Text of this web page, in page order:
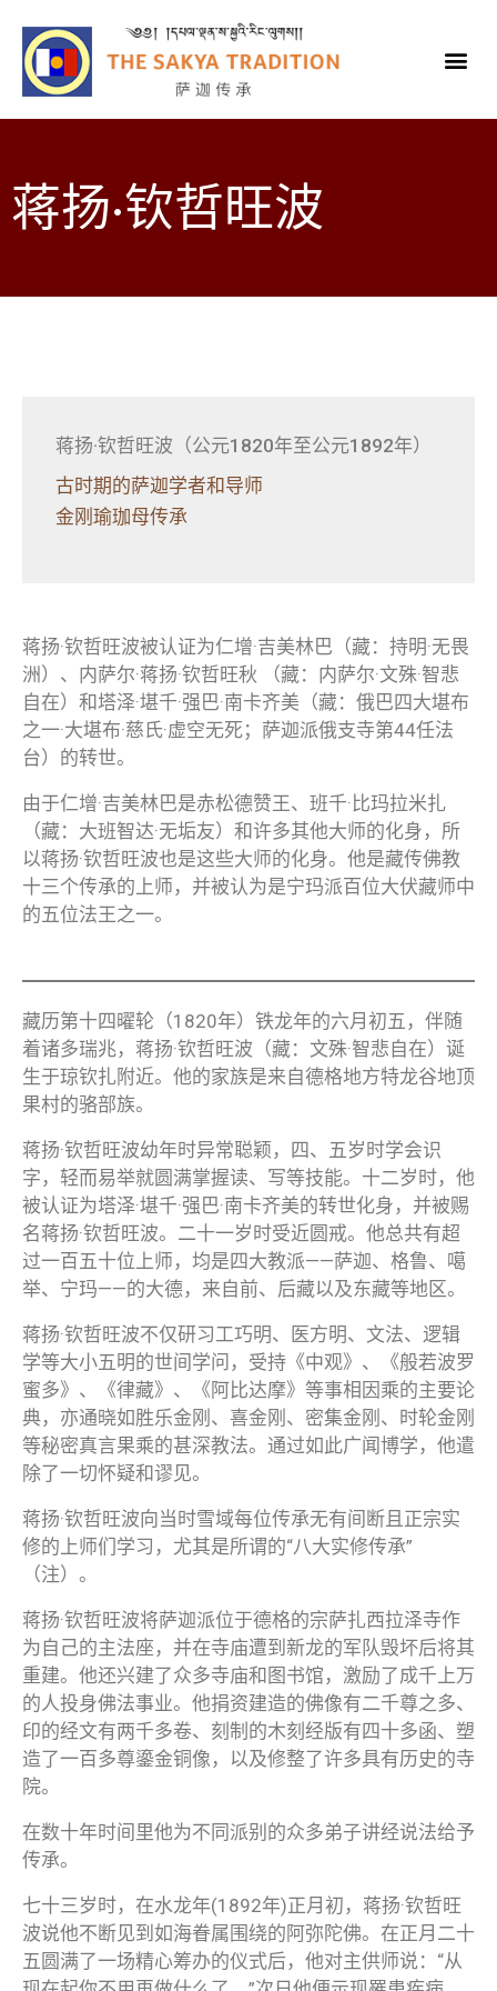
蒋扬·钦哲旺波
蒋扬·钦哲旺波（公元1820年至公元1892年）
古时期的萨迦学者和导师
金刚瑜珈母传承
蒋扬·钦哲旺波被认证为仁增·吉美林巴（藏：持明·无畏
洲）、内萨尔·蒋扬·钦哲旺秋 （藏：内萨尔·文殊·智悲
自在）和塔泽·堪千·强巴·南卡齐美（藏：俄巴四大堪布
之一·大堪布·慈氏·虚空无死；萨迦派俄支寺第44任法
台）的转世。
由于仁增·吉美林巴是赤松德赞王、班千·比玛拉米扎
（藏：大班智达·无垢友）和许多其他大师的化身，所
以蒋扬·钦哲旺波也是这些大师的化身。他是藏传佛教
十三个传承的上师，并被认为是宁玛派百位大伏藏师中
的五位法王之一。
藏历第十四曜轮（1820年）铁龙年的六月初五，伴随
着诸多瑞兆，蒋扬·钦哲旺波（藏：文殊·智悲自在）诞
生于琼钦扎附近。他的家族是来自德格地方特龙谷地顶
果村的骆部族。
蒋扬·钦哲旺波幼年时异常聪颖，四、五岁时学会识
字，轻而易举就圆满掌握读、写等技能。十二岁时，他
被认证为塔泽·堪千·强巴·南卡齐美的转世化身，并被赐
名蒋扬·钦哲旺波。二十一岁时受近圆戒。他总共有超
过一百五十位上师，均是四大教派——萨迦、格鲁、噶
举、宁玛——的大德，来自前、后藏以及东藏等地区。
蒋扬·钦哲旺波不仅研习工巧明、医方明、文法、逻辑
学等大小五明的世间学问，受持《中观》、《般若波罗
蜜多》、《律藏》、《阿比达摩》等事相因乘的主要论
典，亦通晓如胜乐金刚、喜金刚、密集金刚、时轮金刚
等秘密真言果乘的甚深教法。通过如此广闻博学，他遣
除了一切怀疑和谬见。
蒋扬·钦哲旺波向当时雪域每位传承无有间断且正宗实
修的上师们学习，尤其是所谓的“八大实修传承”
（注）。
蒋扬·钦哲旺波将萨迦派位于德格的宗萨扎西拉泽寺作
为自己的主法座，并在寺庙遭到新龙的军队毁坏后将其
重建。他还兴建了众多寺庙和图书馆，激励了成千上万
的人投身佛法事业。他捐资建造的佛像有二千尊之多、
印的经文有两千多卷、刻制的木刻经版有四十多函、塑
造了一百多尊鎏金铜像，以及修整了许多具有历史的寺
院。
在数十年时间里他为不同派别的众多弟子讲经说法给予
传承。
七十三岁时，在水龙年(1892年)正月初，蒋扬·钦哲旺
波说他不断见到如海眷属围绕的阿弥陀佛。在正月二十
五圆满了一场精心筹办的仪式后，他对主供师说：“从